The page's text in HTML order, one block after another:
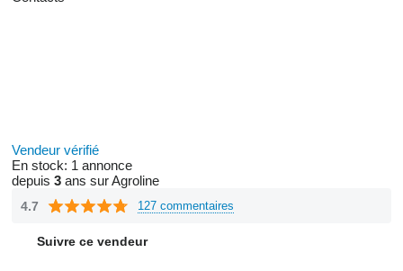
Vendeur vérifié
En stock: 1 annonce
depuis 3 ans sur Agroline
4.7 127 commentaires
Suivre ce vendeur